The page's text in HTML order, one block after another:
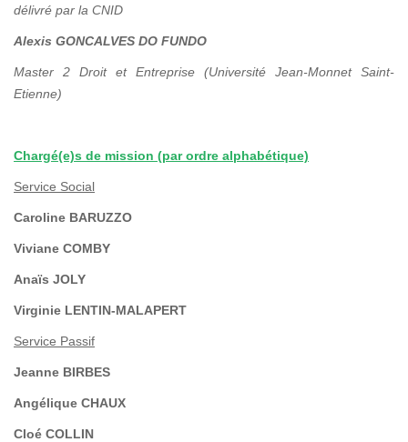
délivré par la CNID
Alexis GONCALVES DO FUNDO
Master 2 Droit et Entreprise (Université Jean-Monnet Saint-
Etienne)
Chargé(e)s de mission (par ordre alphabétique)
Service Social
Caroline BARUZZO
Viviane COMBY
Anaïs JOLY
Virginie LENTIN-MALAPERT
Service Passif
Jeanne BIRBES
Angélique CHAUX
Cloé COLLIN